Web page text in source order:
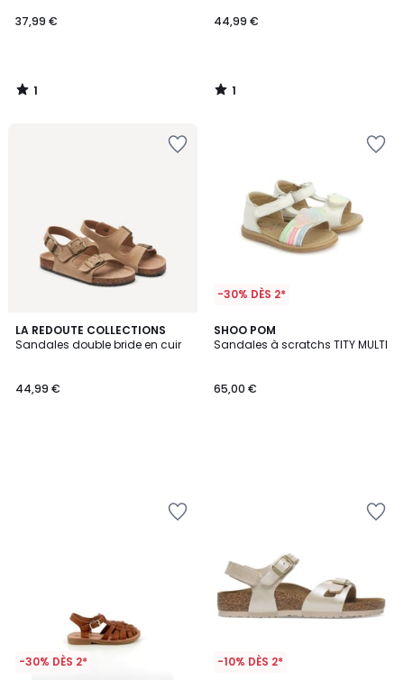
37,99 €
1
/
44,99 €
1
/
LA REDOUTE COLLECTIONS
Sandales double bride en cuir
44,99 €
-30% DÈS 2*
SHOO POM
Sandales à scratchs TITY MULTI
65,00 €
-30% DÈS 2* -10% DÈS 2*